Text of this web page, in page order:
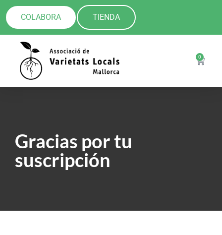
COLABORA TIENDA
0
Gracias por tu
suscripción